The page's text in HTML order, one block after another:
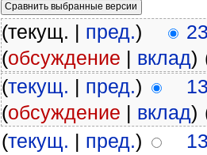
(текущ. | пред.)
(обсуждение | вклад)
(текущ. | пред.)
(обсуждение | вклад)
(текущ. | пред.)